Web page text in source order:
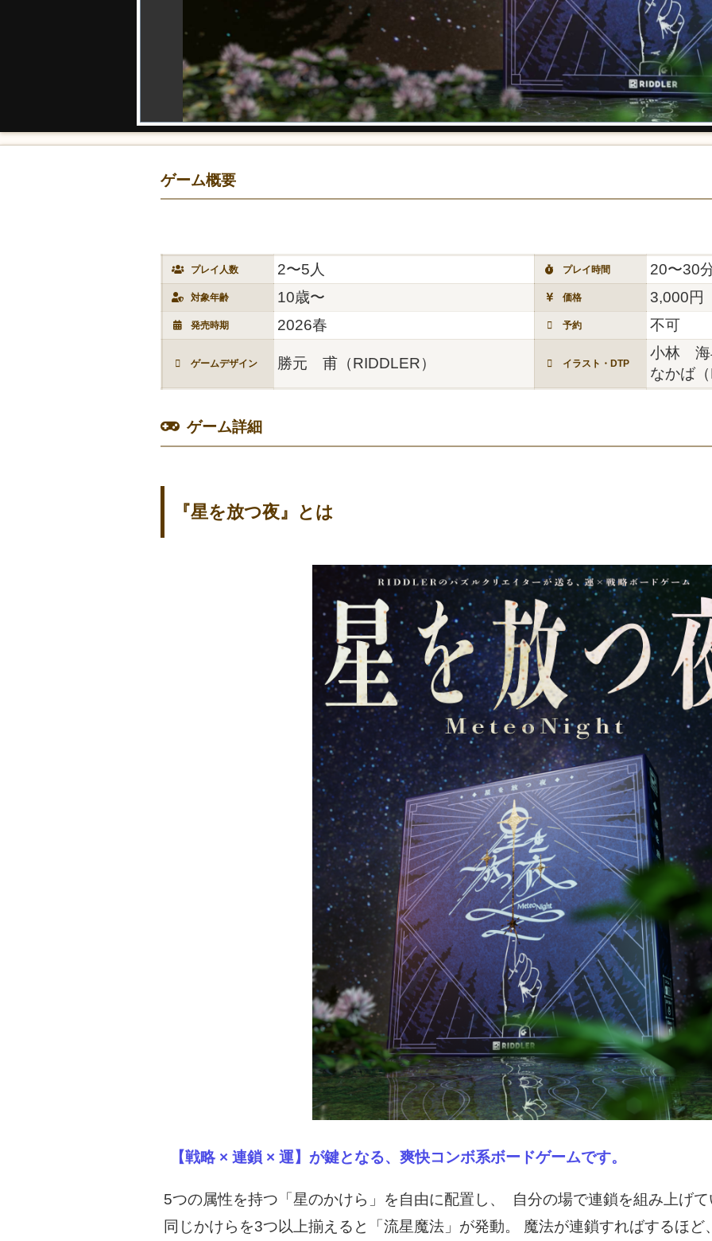
ゲーム概要
プレイ人数 2〜5人 プレイ時間 20〜30
対象年齢 10歳〜 価格 3,000円
発売時期 2026春 予約 不可
ゲームデザイン 勝元 甫（RIDDLER） イラスト・DTP
小林 海
なかば
ゲーム詳細
『星を放つ夜』とは
【戦略 × 連鎖 × 運】が鍵となる、爽快コンボ系ボードゲームです。
5つの属性を持つ「星のかけら」を自由に配置し、 自分の場で連鎖を組み上げ
同じかけらを3つ以上揃えると「流星魔法」が発動。 魔法が連鎖すればするほ